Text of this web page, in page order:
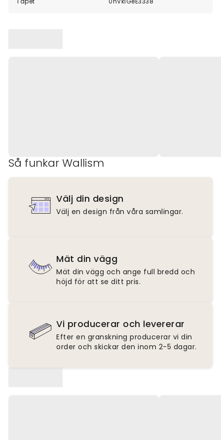
Så funkar Wallism
Välj din design
Välj en design från våra samlingar.
Mät din vägg
Mät din vägg och ange full bredd och
höjd för att se ditt pris.
Vi producerar och levererar
Efter en granskning producerar vi din
order och skickar den inom 2-5 dagar.